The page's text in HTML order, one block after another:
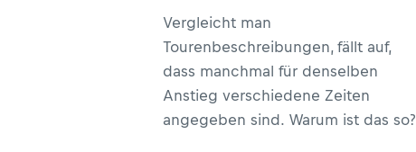
Vergleicht man
Tourenbeschreibungen, fällt auf,
dass manchmal für denselben
Anstieg verschiedene Zeiten
angegeben sind. Warum ist das so?